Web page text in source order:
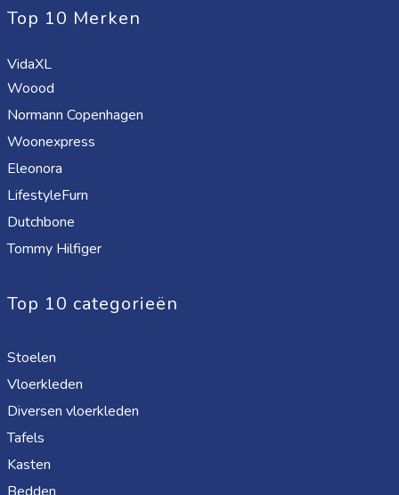
Top 10 Merken
VidaXL
Woood
Normann Copenhagen
Woonexpress
Eleonora
LifestyleFurn
Dutchbone
Tommy Hilfiger
Top 10 categorieën
Stoelen
Vloerkleden
Diversen vloerkleden
Tafels
Kasten